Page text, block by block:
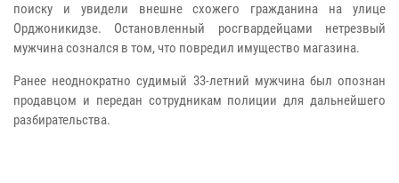
поиску и увидели внешне схожего гражданина на улице
Орджоникидзе. Остановленный росгвардейцами нетрезвый
мужчина сознался в том, что повредил имущество магазина.
Ранее неоднократно судимый 33-летний мужчина был опознан
продавцом и передан сотрудникам полиции для дальнейшего
разбирательства.